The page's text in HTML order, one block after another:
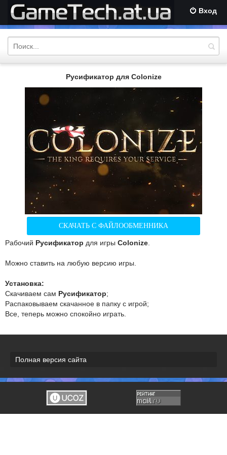
Вход
Русификатор для Colonize
СКАЧАТЬ С ФАЙЛООБМЕННИКА
Рабочий Русификатор для игры Colonize
Можно ставить на любую версию игры.
Установка:
Скачиваем сам Русификатор;
Распаковываем скачанное в папку с игрой;
Все, теперь можно спокойно играть.
Полная версия сайта